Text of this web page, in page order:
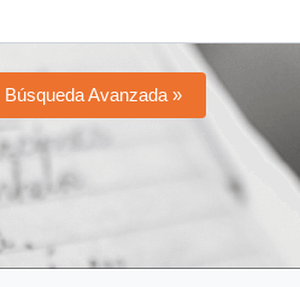
Búsqueda Avanzada »